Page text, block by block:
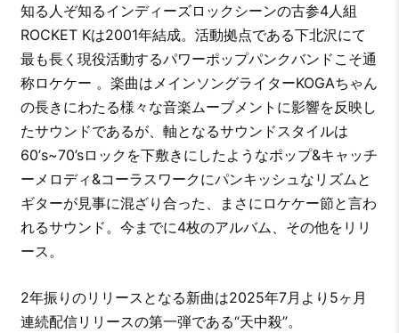
知る人ぞ知るインディーズロックシーンの古参4人組
ROCKET Kは2001年結成。活動拠点である下北沢にて
最も長く現役活動するパワーポップパンクバンドこそ通
称ロケケー 。楽曲はメインソングライターKOGAちゃん
の長きにわたる様々な音楽ムーブメントに影響を反映し
たサウンドであるが、軸となるサウンドスタイルは
60’s~70’sロックを下敷きにしたようなポップ&キャッチ
ーメロディ&コーラスワークにパンキッシュなリズムと
ギターが見事に混ざり合った、まさにロケケー節と言わ
れるサウンド。今までに4枚のアルバム、その他をリリ
ース。
2年振りのリリースとなる新曲は2025年7月より5ヶ月
連続配信リリースの第一弾である“天中殺”。